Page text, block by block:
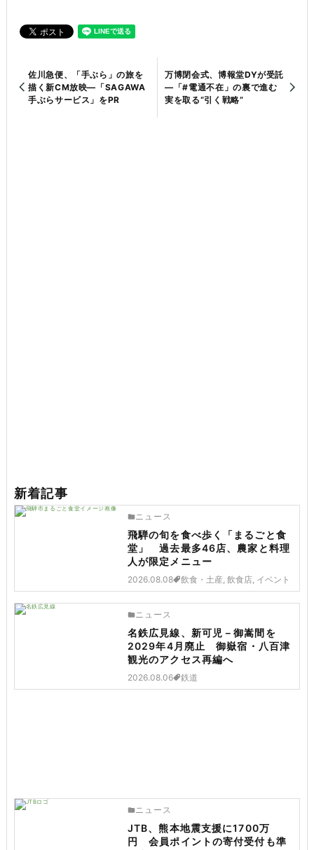
佐川急便、「手ぶら」の旅を
描く新CM放映―「SAGAWA
手ぶらサービス」をPR
万博閉会式、博報堂DYが受託
―「#電通不在」の裏で進む
実を取る“引く戦略”
新着記事
ニュース
飛騨の旬を食べ歩く「まるごと食
堂」 過去最多46店、農家と料理
人が限定メニュー
2026.08.08 飲食・土産, 飲食店, イベント
ニュース
名鉄広見線、新可児－御嵩間を
2029年4月廃止 御嶽宿・八百津
観光のアクセス再編へ
2026.08.06 鉄道
ニュース
JTB、熊本地震支援に1700万
円 会員ポイントの寄付受付も準